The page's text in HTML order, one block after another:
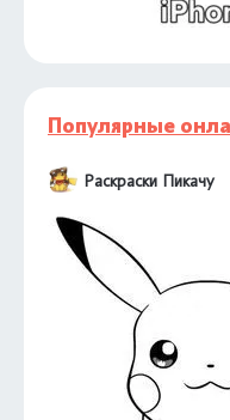
Популярные
Раскраски Пикачу